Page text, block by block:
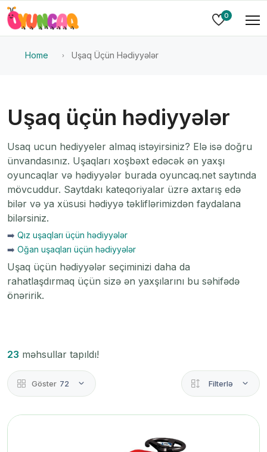
0
Home Uşaq Üçün Hədiyyələr
Uşaq üçün hədiyyələr
Usaq ucun hediyyeler almaq istəyirsiniz? Elə isə doğru
ünvandasınız. Uşaqları xoşbəxt edəcək ən yaxşı
oyuncaqlar və hədiyyələr burada oyuncaq.net saytında
mövcuddur. Saytdakı kateqoriyalar üzrə axtarış edə
bilər və ya xüsusi hədiyyə təkliflərimizdən faydalana
bilərsiniz.
➡️ Qız uşaqları üçün hədiyyələr
➡️ Oğan uşaqları üçün hədiyyələr
Uşaq üçün hədiyyələr seçiminizi daha da
rahatlaşdırmaq üçün sizə ən yaxşılarını bu səhifədə
önəririk.
23 məhsullar tapıldı!
Göster 72 Filterlə